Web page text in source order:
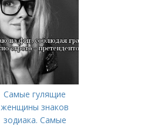
Самые гулящие
женщины знаков
зодиака. Самые